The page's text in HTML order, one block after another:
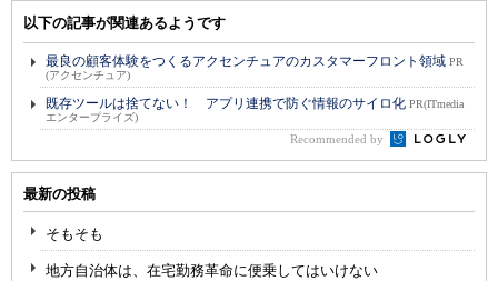
以下の記事が関連あるようです
最良の顧客体験をつくるアクセンチュアのカスタマーフロント領域 PR
(アクセンチュア)
既存ツールは捨てない！ アプリ連携で防ぐ情報のサイロ化 PR(ITmedia
エンタープライズ)
Recommended by
最新の投稿
そもそも
地方自治体は、在宅勤務革命に便乗してはいけない